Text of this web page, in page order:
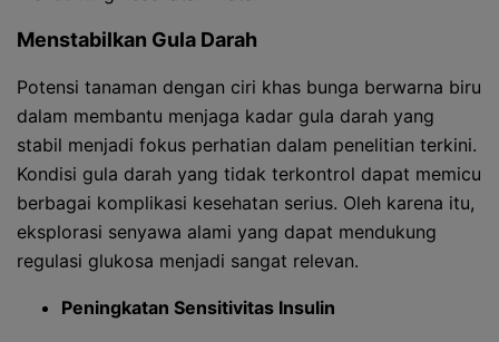
Menstabilkan Gula Darah
Potensi tanaman dengan ciri khas bunga berwarna biru
dalam membantu menjaga kadar gula darah yang
stabil menjadi fokus perhatian dalam penelitian terkini.
Kondisi gula darah yang tidak terkontrol dapat memicu
berbagai komplikasi kesehatan serius. Oleh karena itu,
eksplorasi senyawa alami yang dapat mendukung
regulasi glukosa menjadi sangat relevan.
Peningkatan Sensitivitas Insulin